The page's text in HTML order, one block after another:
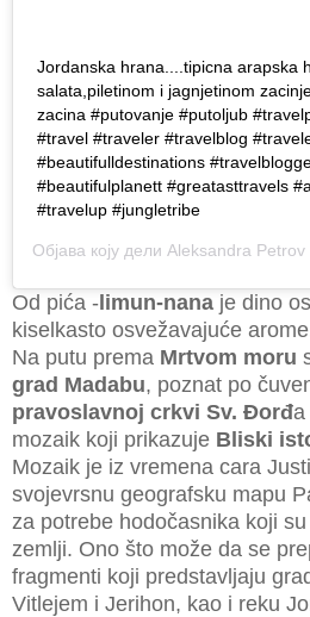
Jordanska hrana....tipicna arapska
salata,piletinom i jagnjetinom
zacina #putovanje #putoljub
#travel #traveler #travelblog
#beautifulldestinations
#beautifulplanett #greatasttravels
#travelup #jungletribe
Објава коју дели Aleksandra Petrov
Od pića -limun-nana je dino
kiselkasto osvežavajuće
Na putu prema Mrtvom moru
grad Madabu, poznat po
pravoslavnoj crkvi Sv. Đorđa
mozaik koji prikazuje Bliski
Mozaik je iz vremena cara
svojevrsnu geografsku mapu
za potrebe hodočasnika koji
zemlji. Ono što može da se
fragmenti koji predstavljaju
Vitlejem i Jerihon, kao i reku